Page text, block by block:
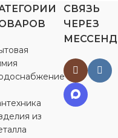
для
ЦВЕТ
из
СВЯЗЬ
ЧЕРЕЗ